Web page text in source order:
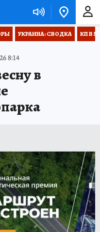
УКРАИНА: СВОДКА КП В
8:14
в